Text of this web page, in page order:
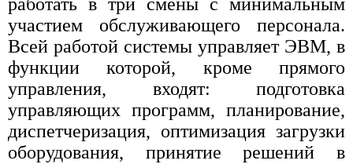
участием обслуживающего персонала.
Всей работой системы управляет ЭВМ, в
функции которой, кроме прямого
управления, входят: подготовка
управляющих программ, планирование,
диспетчеризация, оптимизация загрузки
оборудования, принятие решений в